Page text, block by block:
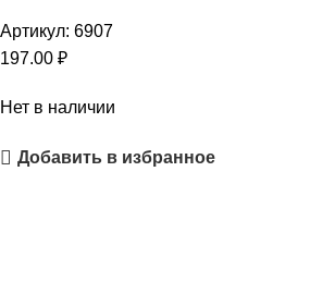
Артикул: 6907
197.00 ₽
Нет в наличии
Добавить в избранное